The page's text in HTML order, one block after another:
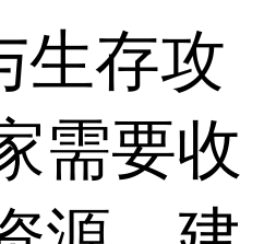
生存攻
需要收